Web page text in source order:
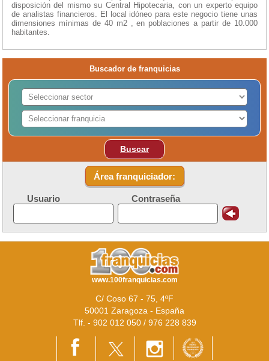
disposición del mismo su Central Hipotecaria, con un experto equipo
de analistas financieros. El local idóneo para este negocio tiene unas
dimensiones mínimas de 40 m2 , en poblaciones a partir de 10.000
habitantes.
Buscador de franquicias
Buscar
Área franquiciador:
Usuario Contraseña
www.100franquicias.com
C/ Coso 67 - 75, 4ºF
50001 Zaragoza - España
Tlf. - 902 012 050 / 976 228 839